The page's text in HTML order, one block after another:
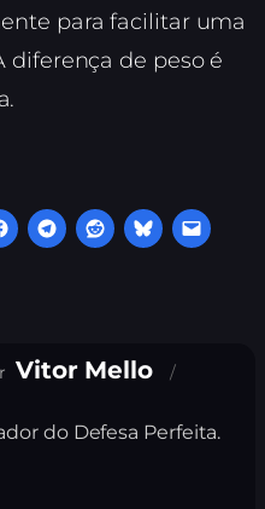
para facilitar uma
diferença de peso é
Vitor Mello
do Defesa Perfeita.